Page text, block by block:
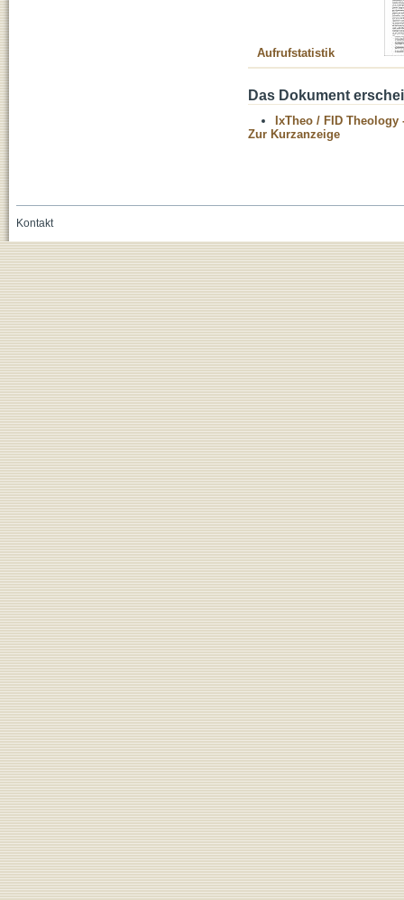
Aufrufstatistik
Das Dokument
IxTheo / FID Theology
Zur Kurzanzeige
Kontakt